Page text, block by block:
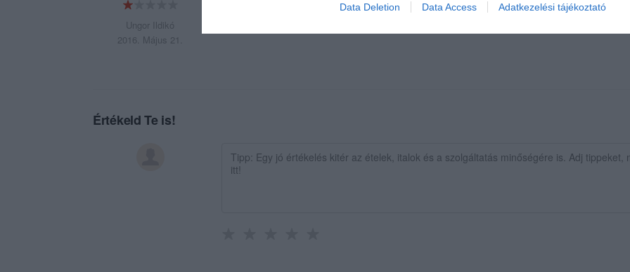
Data Deletion Data Access Adatkezelési tájékoztató
Ungor Ildikó
2016. Május 21.
Értékeld Te is!